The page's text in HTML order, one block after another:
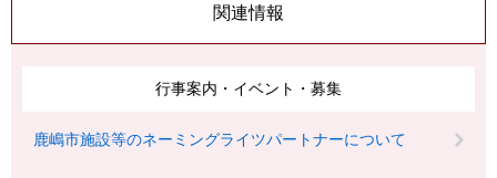
関連情報
行事案内・イベント・募集
鹿嶋市施設等のネーミングライツパートナーについて